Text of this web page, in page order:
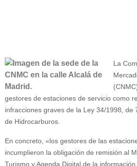
La
gestores de estaciones de servicio como
infracciones graves de la Ley 34/1998, de
de Hidrocarburos.
En concreto, «los gestores de las
incumplieron la obligación de remisión al
Turismo y Agenda Digital de la